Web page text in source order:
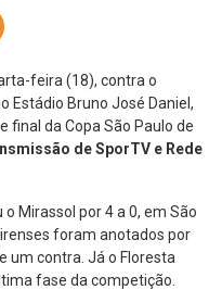
feira (18), contra o
Estádio Bruno José Daniel,
final da Copa São Paulo de
de SporTV e Rede
Mirassol por 4 a 0, em São
foram anotados por
um contra. Já o Floresta
fase da competição.